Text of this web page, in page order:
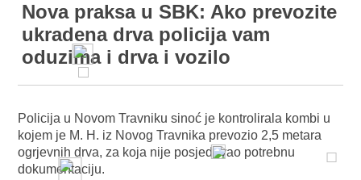
Nova praksa u SBK: Ako prevozite
ukradena drva policija vam
oduzima i drva i vozilo
Policija u Novom Travniku sinoć je kontrolirala kombi u
kojem je M. H. iz Novog Travnika prevozio 2,5 metara
ogrjevnih drva, za koja nije posjedovao potrebnu
dokumentaciju.